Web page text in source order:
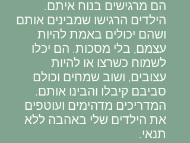
הם מרגישים בנוח איתם.
הילדים הרגישו שמבינים אותם
ושהם יכולים באמת להיות
עצמם, בלי מסכות. הם יכלו
לשמוח כשרצו או להיות
עצובים, ושוב שמחים וכולם
סביבם קיבלו והבינו אותם.
המדריכים מדהימים ועוטפים
את הילדים שלי באהבה ללא
תנאי.